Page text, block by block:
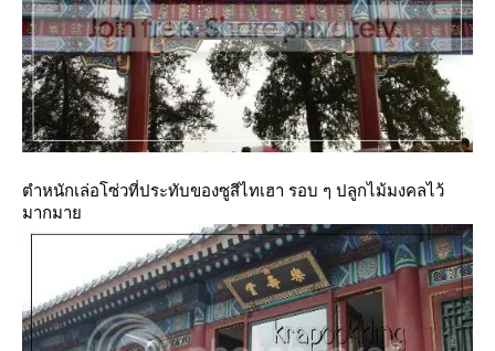
ตำหนักเล่อโซ่วที่ประทับของซูสีไทเฮา รอบ ๆ ปลูกไม้มงคลไว้
มากมา